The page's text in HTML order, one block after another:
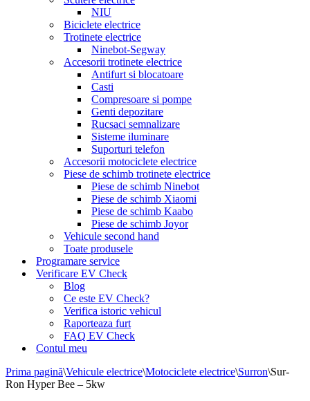
NIU
Biciclete electrice
Trotinete electrice
Ninebot-Segway
Accesorii trotinete electrice
Antifurt si blocatoare
Casti
Compresoare si pompe
Genti depozitare
Rucsaci semnalizare
Sisteme iluminare
Suporturi telefon
Accesorii motociclete electrice
Piese de schimb trotinete electrice
Piese de schimb Ninebot
Piese de schimb Xiaomi
Piese de schimb Kaabo
Piese de schimb Joyor
Vehicule second hand
Toate produsele
Programare service
Verificare EV Check
Blog
Ce este EV Check?
Verifica istoric vehicul
Raporteaza furt
FAQ EV Check
Contul meu
Prima pagină\Vehicule electrice\Motociclete electrice\Surron\Sur-
Ron Hyper Bee – 5kw